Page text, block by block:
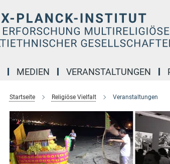
MEDIEN VERANSTALTUNGEN
Startseite Religiöse Vielfalt Veranstaltungen